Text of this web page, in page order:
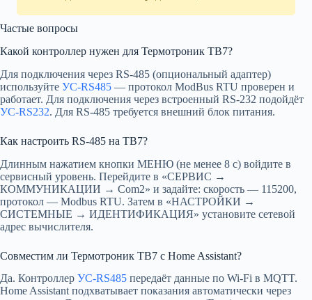
Частые вопросы
Какой контроллер нужен для Термотроник ТВ7?
Для подключения через RS-485 (опциональный адаптер)
используйте УС-RS485 — протокол ModBus RTU проверен и
работает. Для подключения через встроенный RS-232 подойдёт
УС-RS232. Для RS-485 требуется внешний блок питания.
Как настроить RS-485 на ТВ7?
Длинным нажатием кнопки МЕНЮ (не менее 8 с) войдите в
сервисный уровень. Перейдите в «СЕРВИС →
КОММУНИКАЦИИ → Com2» и задайте: скорость — 115200,
протокол — Modbus RTU. Затем в «НАСТРОЙКИ →
СИСТЕМНЫЕ → ИДЕНТИФИКАЦИЯ» установите сетевой
адрес вычислителя.
Совместим ли Термотроник ТВ7 с Home Assistant?
Да. Контроллер УС-RS485 передаёт данные по Wi-Fi в MQTT.
Home Assistant подхватывает показания автоматически через